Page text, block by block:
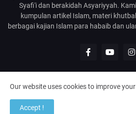
Syafi'i dan berakidah Asyariyyah.
kumpulan artikel Islam, materi
berbagai kajian Islam para habaib dan
| Media Dakwah
Home
Our website uses cookies to improve
Accept !